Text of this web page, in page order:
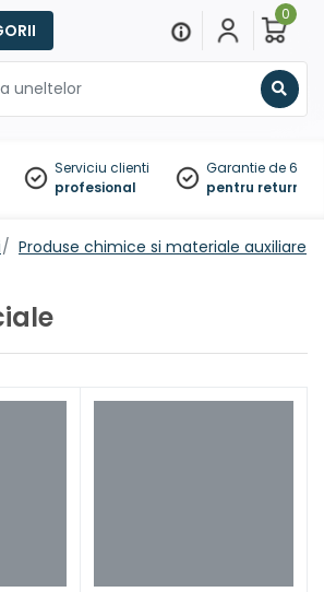
0
Serviciu clienti
profesional
Garantie de 60
pentru
Produse chimice si materiale auxiliare